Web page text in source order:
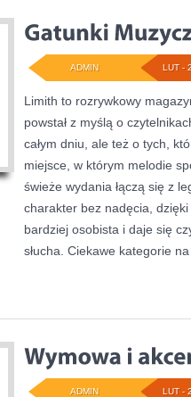
LUT -
ADMIN
Limith to rozrywkowy
powstał z myślą o
całym dniu, ale też o tych,
miejsce, w którym melodie
świeże wydania łączą się z
charakter bez nadęcia,
bardziej osobista i daje się
słucha. Ciekawe kategorie
LUT -
ADMIN